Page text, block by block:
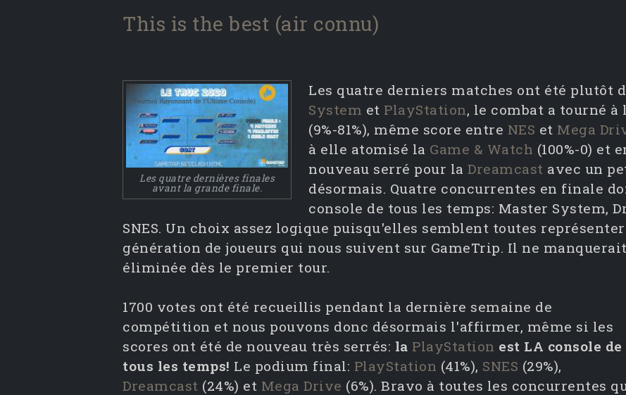
This is the best (air connu)
Les quatre dernières finales
avant la grande finale.
Les quatre derniers matches ont été plutôt
System et PlayStation, le combat a tourné
(9%-81%), même score entre NES et Mega
à elle atomisé la Game & Watch (100%-0) et
nouveau serré pour la Dreamcast avec un
désormais. Quatre concurrentes en finale
console de tous les temps: Master System,
SNES. Un choix assez logique puisqu'elles semblent toutes
génération de joueurs qui nous suivent sur GameTrip. Il ne
éliminée dès le premier tour.
1700 votes ont été recueillis pendant la dernière semaine de
compétition et nous pouvons donc désormais l'affirmer, même si les
scores ont été de nouveau très serrés: la PlayStation est LA console de
tous les temps! Le podium final: PlayStation (41%), SNES (29%),
Dreamcast (24%) et Mega Drive (6%). Bravo à toutes les concurrentes